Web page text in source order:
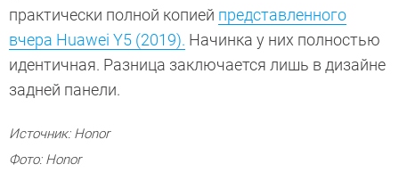
практически полной копией представленного
вчера Huawei Y5 (2019). Начинка у них полностью
идентичная. Разница заключается лишь в дизайне
задней панели.
Источник: Honor
Фото: Honor